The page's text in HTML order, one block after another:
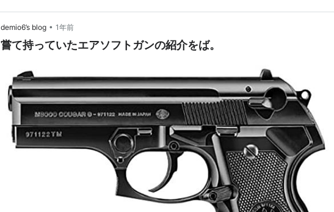
demio6’s blog • 1年前
嘗て持っていたエアソフトガンの紹介をば。